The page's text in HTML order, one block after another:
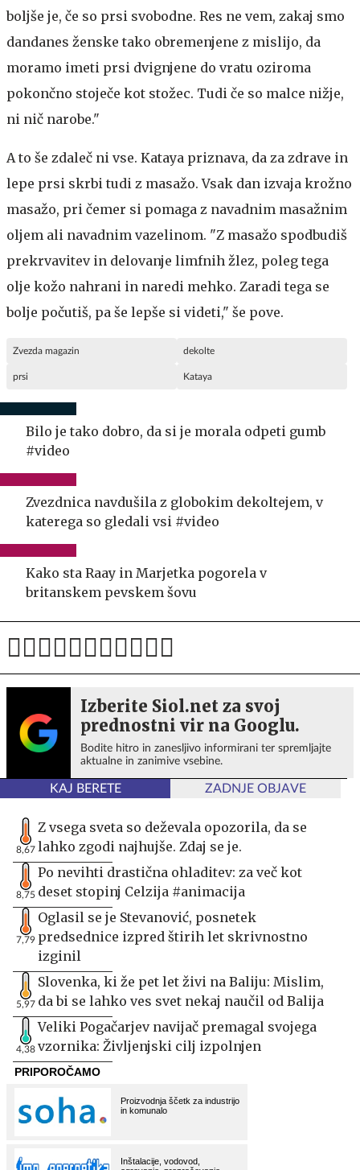
boljše je, če so prsi svobodne. Res ne vem, zakaj smo
dandanes ženske tako obremenjene z mislijo, da
moramo imeti prsi dvignjene do vratu oziroma
pokončno stoječe kot stožec. Tudi če so malce nižje,
ni nič narobe."
A to še zdaleč ni vse. Kataya priznava, da za zdrave in
lepe prsi skrbi tudi z masažo. Vsak dan izvaja krožno
masažo, pri čemer si pomaga z navadnim masažnim
oljem ali navadnim vazelinom. "Z masažo spodbudiš
prekrvavitev in delovanje limfnih žlez, poleg tega
olje kožo nahrani in naredi mehko. Zaradi tega se
bolje počutiš, pa še lepše si videti," še pove.
Zvezda magazin dekolte
prsi Kataya
Bilo je tako dobro, da si je morala odpeti gumb
#video
Zvezdnica navdušila z globokim dekoltejem, v
katerega so gledali vsi #video
Kako sta Raay in Marjetka pogorela v
britanskem pevskem šovu
Izberite Siol.net za svoj
prednostni vir na Googlu.
Bodite hitro in zanesljivo informirani ter spremljajte
aktualne in zanimive vsebine.
KAJ BERETE ZADNJE OBJAVE
8,67
Z vsega sveta so deževala opozorila, da se
lahko zgodi najhujše. Zdaj se je.
8,75
Po nevihti drastična ohladitev: za več kot
deset stopinj Celzija #animacija
7,79
Oglasil se je Stevanović, posnetek
predsednice izpred štirih let skrivnostno
izginil
5,97
Slovenka, ki že pet let živi na Baliju: Mislim,
da bi se lahko ves svet nekaj naučil od Balija
4,38
Veliki Pogačarjev navijač premagal svojega
vzornika: Življenjski cilj izpolnjen